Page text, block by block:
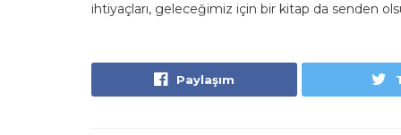
ihtiyaçları, geleceğimiz için bir kitap da senden
Paylaşım